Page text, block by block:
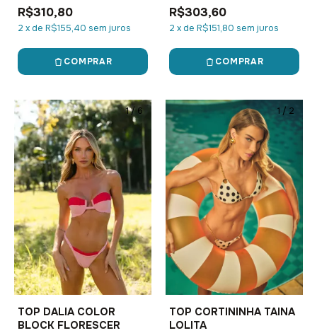
R$310,80
2 xde R$155,40 sem juros
COMPRAR
R$303,60
2 xde R$151,80 sem juros
COMPRAR
1/ 6
TOP DALIA COLOR
BLOCK FLORESCER
1 / 2
TOP CORTININHA TAINA
LOLITA